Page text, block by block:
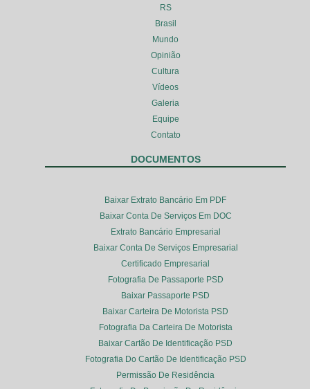
RS
Brasil
Mundo
Opinião
Cultura
Vídeos
Galeria
Equipe
Contato
DOCUMENTOS
Baixar Extrato Bancário Em PDF
Baixar Conta De Serviços Em DOC
Extrato Bancário Empresarial
Baixar Conta De Serviços Empresarial
Certificado Empresarial
Fotografia De Passaporte PSD
Baixar Passaporte PSD
Baixar Carteira De Motorista PSD
Fotografia Da Carteira De Motorista
Baixar Cartão De Identificação PSD
Fotografia Do Cartão De Identificação PSD
Permissão De Residência